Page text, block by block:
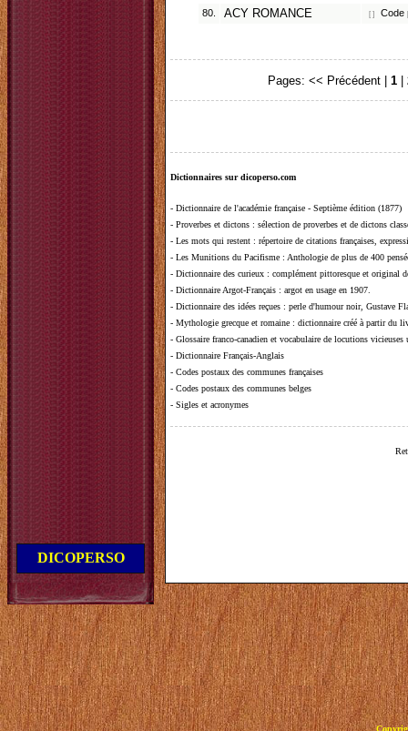
DICOPERSO
80.
ACY ROMANCE [ ] Code
Pages: << Précédent| 1|
Dictionnaires sur dicoperso.com
- Dictionnaire de l'académie française - Septième édition (1877)
- Proverbes et dictons : sélection de proverbes et de dictons
- Les mots qui restent : répertoire de citations françaises,
- Les Munitions du Pacifisme : Anthologie de plus de 400
- Dictionnaire des curieux : complément pittoresque et original
- Dictionnaire Argot-Français : argot en usage en 1907.
- Dictionnaire des idées reçues : perle d'humour noir, Gustave
- Mythologie grecque et romaine : dictionnaire créé à partir du
- Glossaire franco-canadien et vocabulaire de locutions vicieuses
- Dictionnaire Français-Anglais
- Codes postaux des communes françaises
- Codes postaux des communes belges
- Sigles et acronymes